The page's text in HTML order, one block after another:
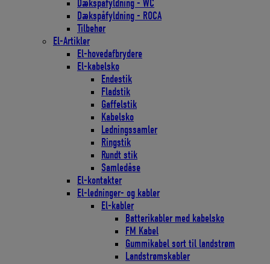
Dækspåfyldning - WC
Dækspåfyldning - ROCA
Tilbehør
El-Artikler
El-hovedafbrydere
El-kabelsko
Endestik
Fladstik
Gaffelstik
Kabelsko
Ledningssamler
Ringstik
Rundt stik
Samledåse
El-kontakter
El-ledninger- og kabler
El-kabler
Batterikabler med kabelsko
FM Kabel
Gummikabel sort til landstrøm
Landstrømskabler